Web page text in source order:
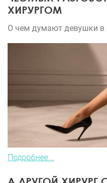
ХИРУРГОМ
О чем думают девушки в
Подробнее...